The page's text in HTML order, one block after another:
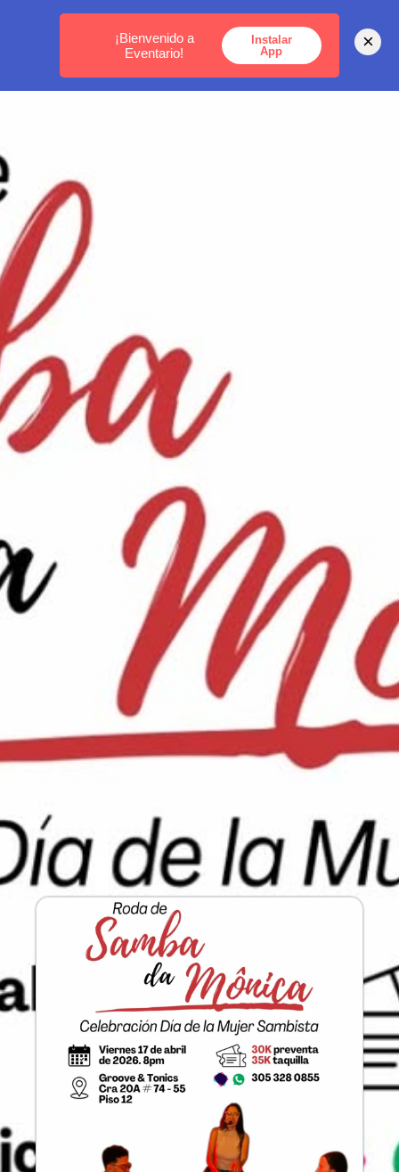
MEDELLÍN - BOGOTÁ - CARTAGENA
¡Bienvenido a
Eventario!
Instalar
App
×